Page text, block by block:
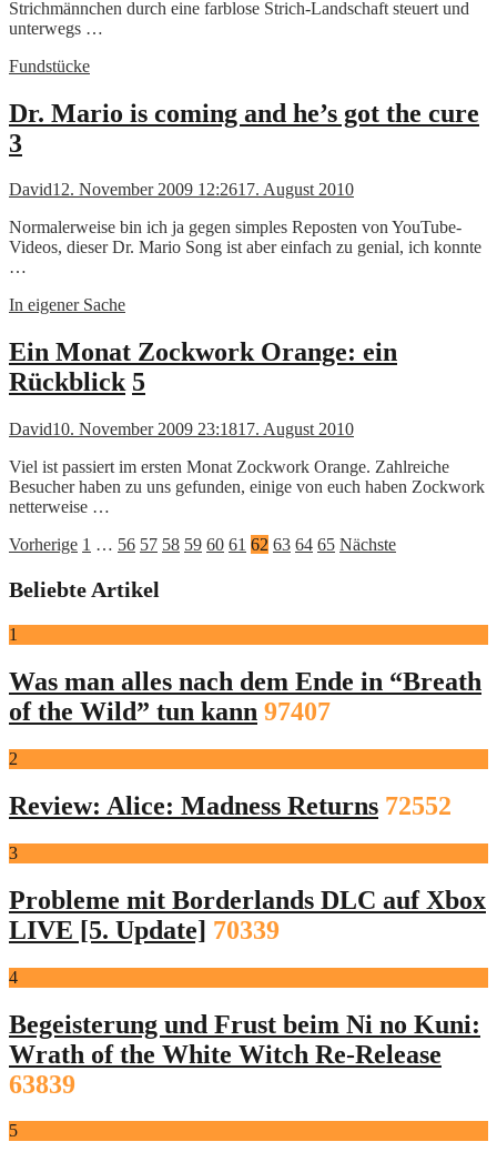
Strichmännchen durch eine farblose Strich-Landschaft steuert und
unterwegs …
Fundstücke
Dr. Mario is coming and he’s got the cure
3
David12. November 2009 12:2617. August 2010
Normalerweise bin ich ja gegen simples Reposten von YouTube-
Videos, dieser Dr. Mario Song ist aber einfach zu genial, ich konnte
…
In eigener Sache
Ein Monat Zockwork Orange: ein
Rückblick 5
David10. November 2009 23:1817. August 2010
Viel ist passiert im ersten Monat Zockwork Orange. Zahlreiche
Besucher haben zu uns gefunden, einige von euch haben Zockwork
netterweise …
Seitennummerierung
der
Vorherige 1 … 56 57 58 59 60 61 62 63 64 65 Nächste
Beliebte Artikel
1
Was man alles nach dem Ende in “Breath
of the Wild” tun kann 97407
2
Review: Alice: Madness Returns 72552
3
Probleme mit Borderlands DLC auf Xbox
LIVE [5. Update] 70339
4
Begeisterung und Frust beim Ni no Kuni:
Wrath of the White Witch Re-Release
63839
5